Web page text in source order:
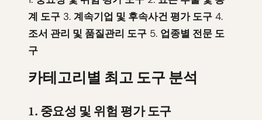
계 도구 3. 계속기업 및 후속사건 평가 도구 4.
조서 관리 및 품질관리 도구 5. 업종별 전문 도
구
카테고리별 최고 도구 분석
1. 중요성 및 위험 평가 도구